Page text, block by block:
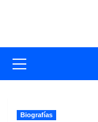
primario
Biografías